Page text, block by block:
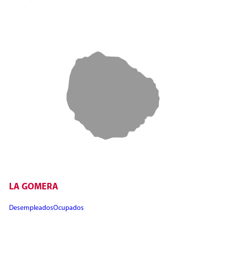
LA GOMERA
DesempleadosOcupados